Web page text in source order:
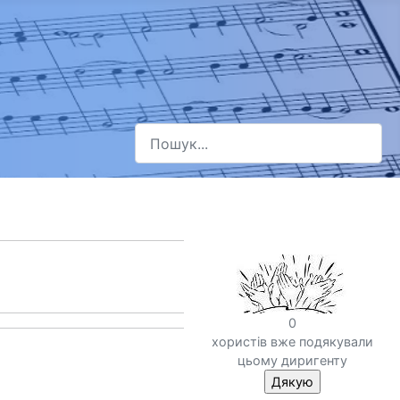
Пошук
Type 2 or more characters for results.
0
хористів вже подякували
цьому диригенту